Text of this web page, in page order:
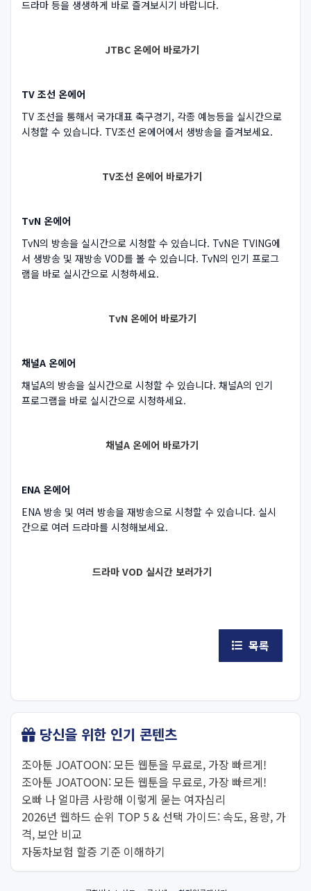
드라마 등을 생생하게 바로 즐겨보시기 바랍니다.
JTBC 온에어 바로가기
TV 조선 온에어
TV 조선을 통해서 국가대표 축구경기, 각종 예능등을 실시간으로
시청할 수 있습니다. TV조선 온에어에서 생방송을 즐겨보세요.
TV조선 온에어 바로가기
TvN 온에어
TvN의 방송을 실시간으로 시청할 수 있습니다. TvN은 TVING에
서 생방송 및 재방송 VOD를 볼 수 있습니다. TvN의 인기 프로그
램을 바로 실시간으로 시청하세요.
TvN 온에어 바로가기
채널A 온에어
채널A의 방송을 실시간으로 시청할 수 있습니다. 채널A의 인기
프로그램을 바로 실시간으로 시청하세요.
채널A 온에어 바로가기
ENA 온에어
ENA 방송 및 여러 방송을 재방송으로 시청할 수 있습니다. 실시
간으로 여러 드라마를 시청해보세요.
드라마 VOD 실시간 보러가기
목록
당신을 위한 인기 콘텐츠
조아툰 JOATOON: 모든 웹툰을 무료로, 가장 빠르게!
조아툰 JOATOON: 모든 웹툰을 무료로, 가장 빠르게!
오빠 나 얼마큼 사랑해 이렇게 묻는 여자심리
2026년 웹하드 순위 TOP 5 & 선택 가이드: 속도, 용량, 가
격, 보안 비교
자동차보험 할증 기준 이해하기